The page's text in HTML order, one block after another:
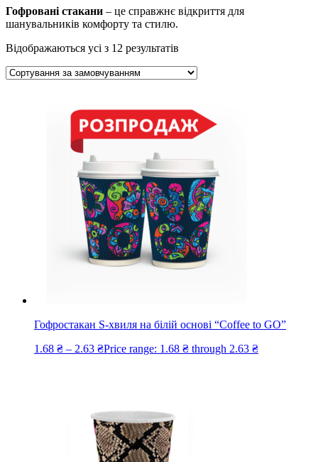
Гофровані стакани – це справжнє відкриття для
шанувальників комфорту та стилю.
Відображаються усі з 12 результатів
Гофростакан S-хвиля на білій основі “Coffee to GO”
1.68 ₴ – 2.63 ₴Price range: 1.68 ₴ through 2.63 ₴